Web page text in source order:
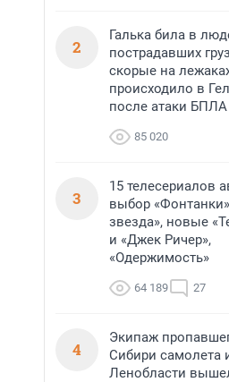
2
Галька била в
пострадавших
скорые на
происходило в
после атаки БПЛА
85 020
3
15 телесериалов
выбор
звезда», новые
и «Джек Ричер»,
«Одержимость»
64 189 27
4
Экипаж
Сибири самолета
Ленобласти